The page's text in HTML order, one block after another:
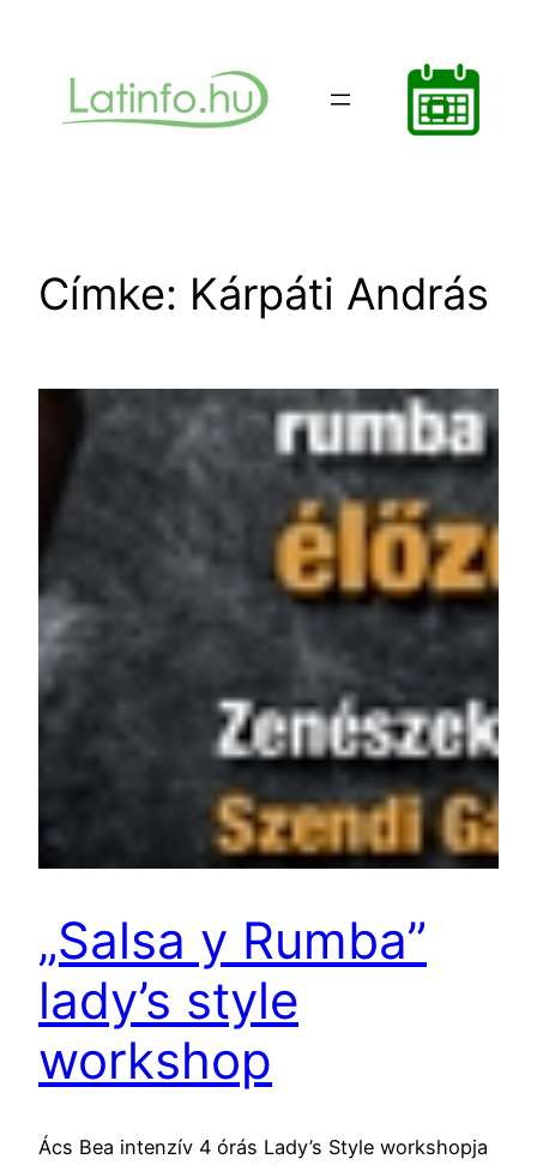
tartalomhoz
Címke: Kárpáti András
„Salsa y Rumba”
lady’s style
workshop
Ács Bea intenzív 4 órás Lady’s Style workshopja